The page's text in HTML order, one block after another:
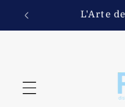
direttamente
ai contenuti
L'Arte